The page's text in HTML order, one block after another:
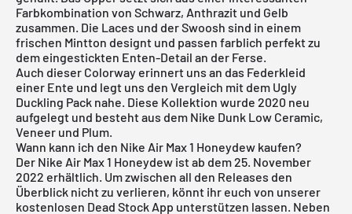
Farbkombination von Schwarz, Anthrazit und Gelb
zusammen. Die Laces und der Swoosh sind in einem
frischen Mintton designt und passen farblich perfekt zu
dem eingestickten Enten-Detail an der Ferse.
Auch dieser Colorway erinnert uns an das Federkleid
einer Ente und legt uns den Vergleich mit dem Ugly
Duckling Pack nahe. Diese Kollektion wurde 2020 neu
aufgelegt und besteht aus dem Nike Dunk Low Ceramic,
Veneer und Plum.
Wann kann ich den Nike Air Max 1 Honeydew kaufen?
Der Nike Air Max 1 Honeydew ist ab dem 25. November
2022 erhältlich. Um zwischen all den Releases den
Überblick nicht zu verlieren, könnt ihr euch von unserer
kostenlosen Dead Stock App unterstützen lassen. Neben